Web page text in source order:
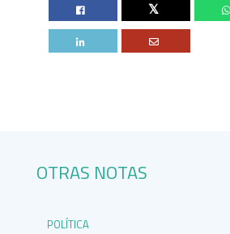
Twitter
OTRAS NOTAS
POLÍTICA